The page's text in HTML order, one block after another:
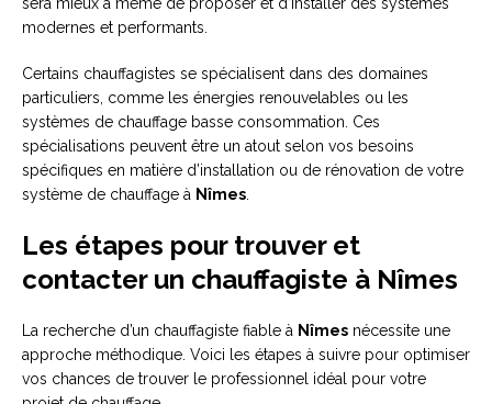
modernes et performants.
Certains chauffagistes se spécialisent dans des domaines
particuliers, comme les énergies renouvelables ou les
systèmes de chauffage basse consommation. Ces
spécialisations peuvent être un atout selon vos besoins
spécifiques en matière d’installation ou de rénovation de votre
système de chauffage à Nîmes
Les étapes pour trouver et
contacter un chauffagiste à Nîmes
La recherche d’un chauffagiste fiable à Nîmes nécessite une
approche méthodique. Voici les étapes à suivre pour optimiser
vos chances de trouver le professionnel idéal pour votre